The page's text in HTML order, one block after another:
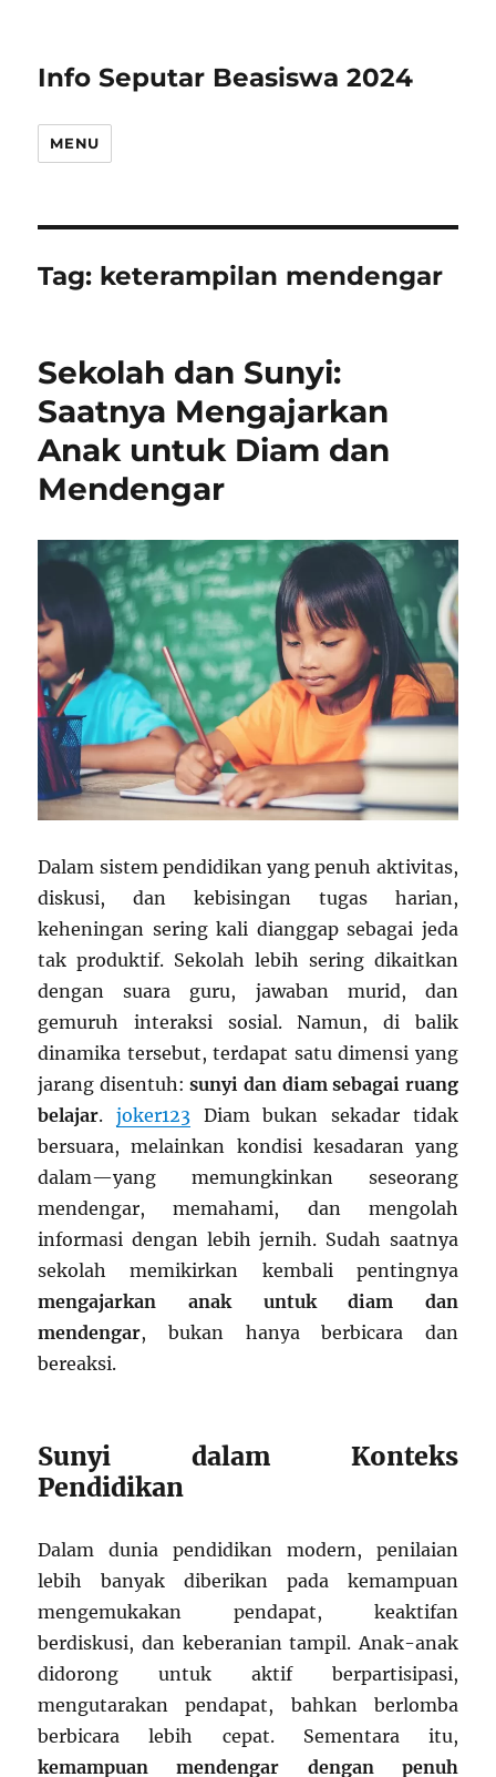
Info Seputar Beasiswa 2024
MENU
Tag: keterampilan mendengar
Sekolah dan Sunyi:
Saatnya Mengajarkan
Anak untuk Diam dan
Mendengar
Dalam sistem pendidikan yang penuh aktivitas,
diskusi, dan kebisingan tugas harian,
keheningan sering kali dianggap sebagai jeda
tak produktif. Sekolah lebih sering dikaitkan
dengan suara guru, jawaban murid, dan
gemuruh interaksi sosial. Namun, di balik
dinamika tersebut, terdapat satu dimensi yang
jarang disentuh:sunyi dan diam sebagai ruang
belajar.joker123 Diam bukan sekadar tidak
bersuara, melainkan kondisi kesadaran yang
dalam—yang memungkinkan seseorang
mendengar, memahami, dan mengolah
informasi dengan lebih jernih. Sudah saatnya
sekolah memikirkan kembali pentingnya
mengajarkan anak untuk diam dan
mendengar, bukan hanya berbicara dan
bereaksi.
Sunyi dalam Konteks
Pendidikan
Dalam dunia pendidikan modern, penilaian
lebih banyak diberikan pada kemampuan
mengemukakan pendapat, keaktifan
berdiskusi, dan keberanian tampil. Anak-anak
didorong untuk aktif berpartisipasi,
mengutarakan pendapat, bahkan berlomba
berbicara lebih cepat. Sementara itu,
kemampuan mendengar dengan penuh